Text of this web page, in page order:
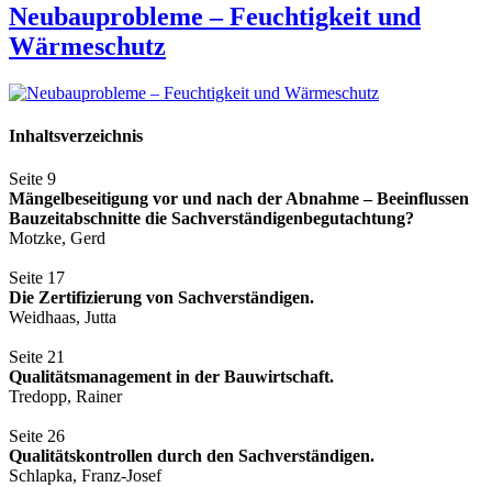
Neubauprobleme – Feuchtigkeit und
Wärmeschutz
Inhaltsverzeichnis
Seite 9
Mängelbeseitigung vor und nach der Abnahme – Beeinflussen
Bauzeitabschnitte die Sachverständigenbegutachtung?
Motzke, Gerd
Seite 17
Die Zertifizierung von Sachverständigen.
Weidhaas, Jutta
Seite 21
Qualitätsmanagement in der Bauwirtschaft.
Tredopp, Rainer
Seite 26
Qualitätskontrollen durch den Sachverständigen.
Schlapka, Franz-Josef